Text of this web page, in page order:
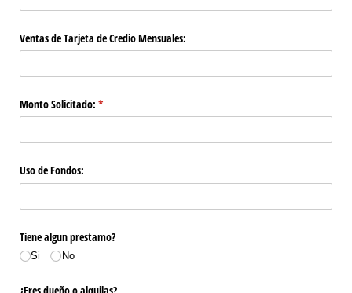
Ventas de Tarjeta de Credio Mensuales:
Monto Solicitado: *
(required)
Uso de Fondos:
Tiene algun prestamo?
Si No